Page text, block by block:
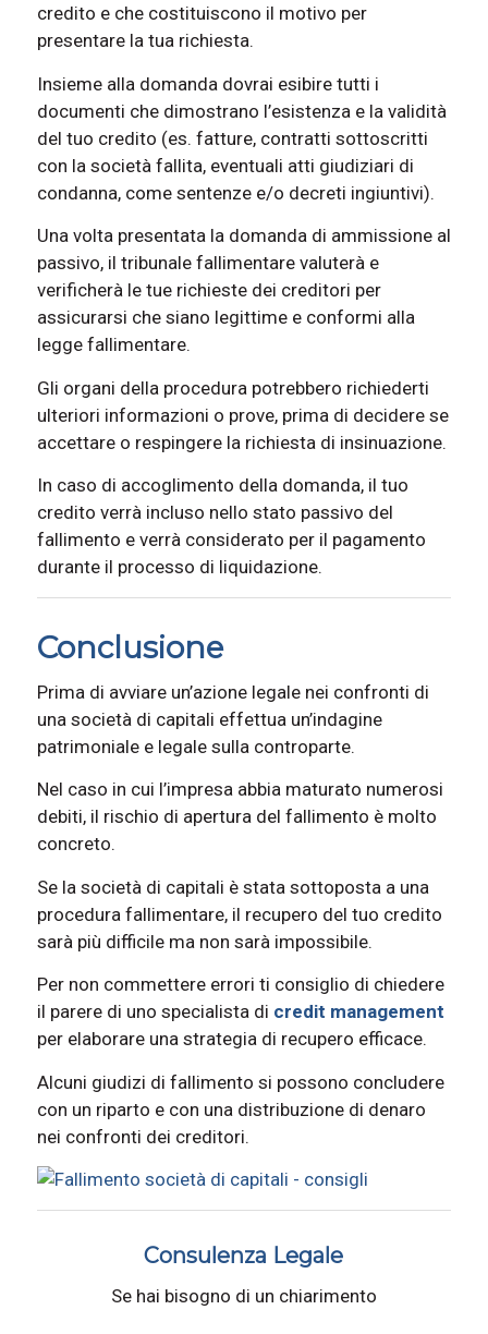
credito e che costituiscono il motivo per
presentare la tua richiesta.
Insieme alla domanda dovrai esibire tutti i
documenti che dimostrano l’esistenza e la validità
del tuo credito (es. fatture, contratti sottoscritti
con la società fallita, eventuali atti giudiziari di
condanna, come sentenze e/o decreti ingiuntivi).
Una volta presentata la domanda di ammissione al
passivo, il tribunale fallimentare valuterà e
verificherà le tue richieste dei creditori per
assicurarsi che siano legittime e conformi alla
legge fallimentare.
Gli organi della procedura potrebbero richiederti
ulteriori informazioni o prove, prima di decidere se
accettare o respingere la richiesta di insinuazione.
In caso di accoglimento della domanda, il tuo
credito verrà incluso nello stato passivo del
fallimento e verrà considerato per il pagamento
durante il processo di liquidazione.
Conclusione
Prima di avviare un’azione legale nei confronti di
una società di capitali effettua un’indagine
patrimoniale e legale sulla controparte.
Nel caso in cui l’impresa abbia maturato numerosi
debiti, il rischio di apertura del fallimento è molto
concreto.
Se la società di capitali è stata sottoposta a una
procedura fallimentare, il recupero del tuo credito
sarà più difficile ma non sarà impossibile.
Per non commettere errori ti consiglio di chiedere
il parere di uno specialista di credit management
per elaborare una strategia di recupero efficace.
Alcuni giudizi di fallimento si possono concludere
con un riparto e con una distribuzione di denaro
nei confronti dei creditori.
Consulenza Legale
Se hai bisogno di un chiarimento